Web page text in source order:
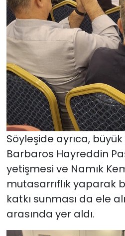
Söyleşide ayrıca,
Barbaros Hayreddin
yetişmesi ve Namık
mutasarrıflık yaparak
katkı sunması da ele
arasında yer aldı.